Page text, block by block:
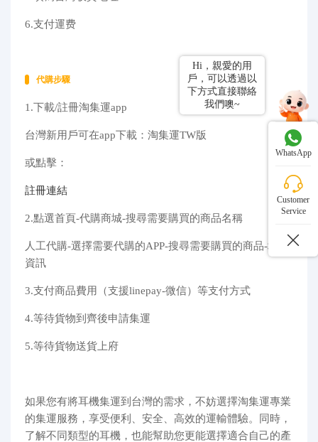
6.支付運费
代購步驟
1.下載/註冊淘集運app
台灣新用戶可在app下載：淘集運TW版
或點擊：
註冊連結
2.點選首頁-代購商城-搜尋需要購買的商品名稱
人工代購-選擇需要代購的APP-搜尋需要購買的商品-填寫
資訊
3.支付商品費用（支援linepay-微信）等支付方式
4.等待貨物到齊後申請集運
5.等待貨物送貨上府
如果您有將耳機集運到台灣的需求，不妨選擇淘集運專業
的集運服務，享受便利、安全、高效的運輸體驗。同時，
了解不同類型的耳機，也能幫助您更能選擇適合自己的產
Hi，親愛的用
戶，可以透過以
下方式直接聯絡
我們噢~
WhatsApp
Customer
Service